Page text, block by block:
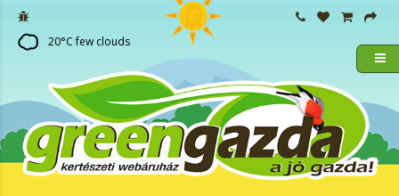
20°C few clouds